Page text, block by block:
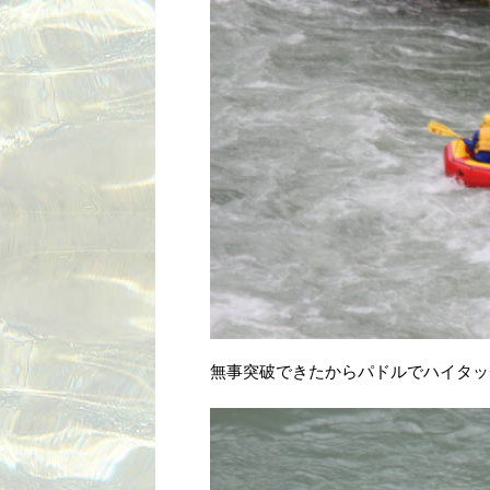
無事突破できたからパドルでハイタ